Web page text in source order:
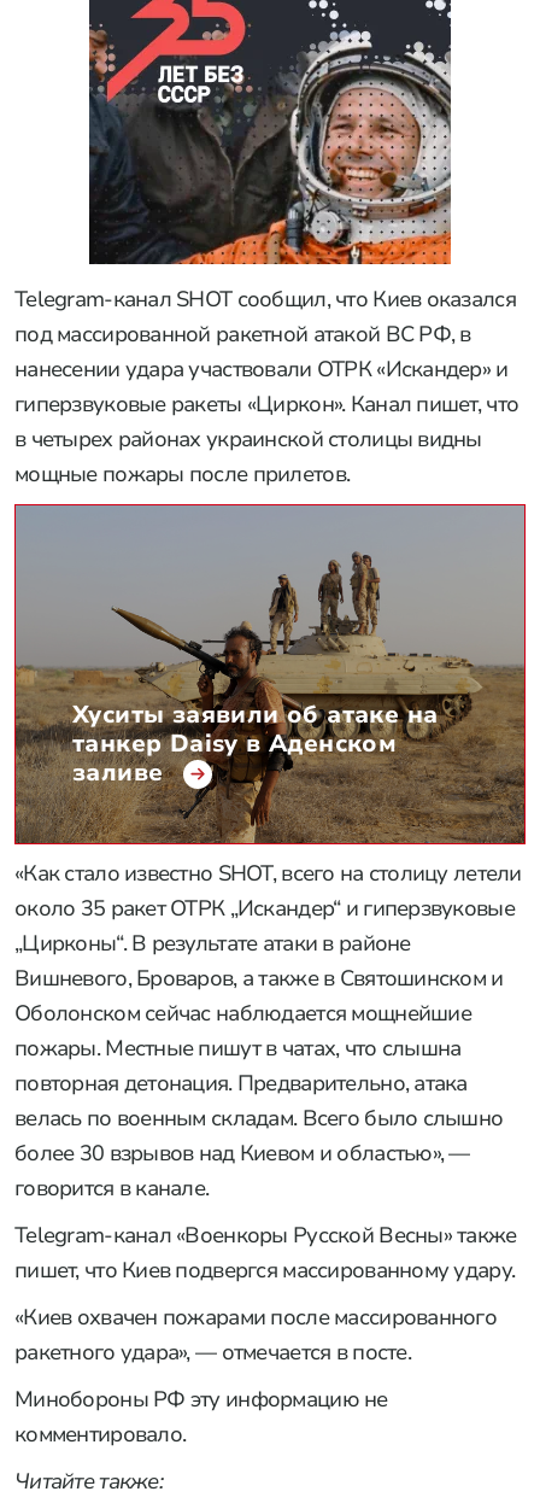
Telegram-канал SHOT сообщил, что Киев оказался
под массированной ракетной атакой ВС РФ, в
нанесении удара участвовали ОТРК «Искандер» и
гиперзвуковые ракеты «Циркон». Канал пишет, что
в четырех районах украинской столицы видны
мощные пожары после прилетов.
Хуситы заявили об атаке на
танкер Daisy в Аденском
заливе
«Как стало известно SHOT, всего на столицу летели
около 35 ракет ОТРК „Искандер“ и гиперзвуковые
„Цирконы“. В результате атаки в районе
Вишневого, Броваров, а также в Святошинском и
Оболонском сейчас наблюдается мощнейшие
пожары. Местные пишут в чатах, что слышна
повторная детонация. Предварительно, атака
велась по военным складам. Всего было слышно
более 30 взрывов над Киевом и областью», —
говорится в канале.
Telegram-канал «Военкоры Русской Весны» также
пишет, что Киев подвергся массированному удару.
«Киев охвачен пожарами после массированного
ракетного удара», — отмечается в посте.
Минобороны РФ эту информацию не
комментировало.
Читайте также: